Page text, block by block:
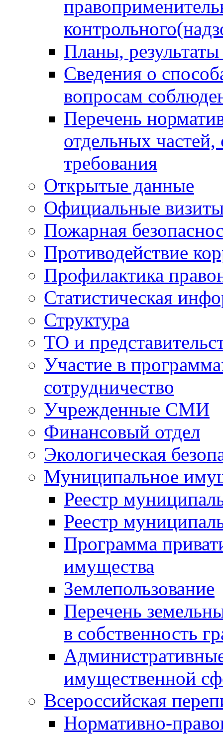
Планы,
Сведения о
вопросам
Перечень
отдельных
требования
Открытые данные
Официальные
Пожарная
Противодействие
Профилактика
Статистическая
Структура
ТО и
Участие в
сотрудничество
Учрежденные СМИ
Финансовый отдел
Экологическая
Муниципальное
Реестр
Реестр
Программа
имущества
Землепользование
Перечень
в собственность
имущественной
Всероссийская
Нормативно-